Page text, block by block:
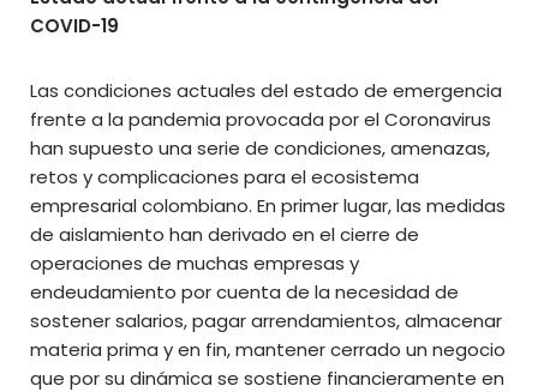
COVID-19
Las condiciones actuales del estado de emergencia
frente a la pandemia provocada por el Coronavirus
han supuesto una serie de condiciones, amenazas,
retos y complicaciones para el ecosistema
empresarial colombiano. En primer lugar, las medidas
de aislamiento han derivado en el cierre de
operaciones de muchas empresas y
endeudamiento por cuenta de la necesidad de
sostener salarios, pagar arrendamientos, almacenar
materia prima y en fin, mantener cerrado un negocio
que por su dinámica se sostiene financieramente en